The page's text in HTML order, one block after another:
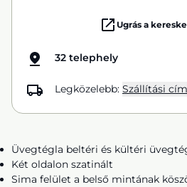
Ugrás a
32 telephely
Legközelebb: Szállítási cím
Üvegtégla beltéri és kültéri
Két oldalon szatinált
Sima felület a belső mintának